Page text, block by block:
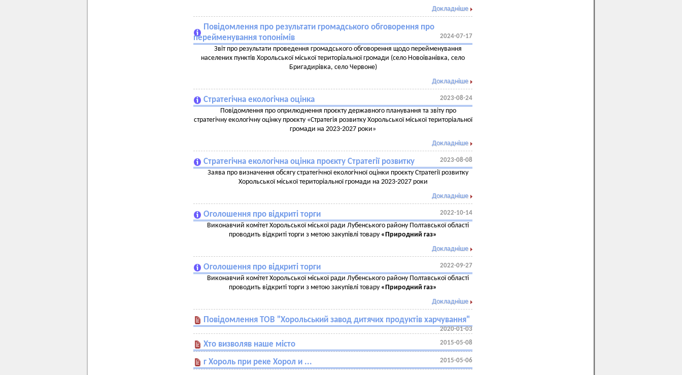
Докладніше
Повідомлення про результати громадського обговорення про
перейменування топонімів
2024-07-17
Звіт про результати проведення громадського обговорення щодо перейменування
населених пунктів Хорольської міської територіальної громади (село Новоіванівка, село
Бригадирівка, село Червоне)
Докладніше
Стратегічна екологічна оцінка 2023-08-24
Повідомлення про оприлюднення проєкту державного планування та звіту про
стратегічну екологічну оцінку проєкту «Стратегія розвитку Хорольської міської територіальної
громади на 2023-2027 роки»
Докладніше
Стратегічна екологічна оцінка проєкту Стратегії розвитку 2023-08-08
Заява про визначення обсягу стратегічної екологічної оцінки проєкту Стратегії розвитку
Хорольської міської територіальної громади на 2023-2027 роки
Докладніше
Оголошення про відкриті торги 2022-10-14
Виконавчий комітет Хорольської міської ради Лубенського району Полтавської області
проводить відкриті торги з метою закупівлі товару «Природний газ»
Докладніше
Оголошення про відкриті торги 2022-09-27
Виконавчий комітет Хорольської міської ради Лубенського району Полтавської області
проводить відкриті торги з метою закупівлі товару «Природний газ»
Докладніше
Повідомлення ТОВ "Хорольський завод дитячих продуктів харчування"
2020-01-03
Хто визволяв наше місто 2015-05-08
г Хороль при реке Хорол и ... 2015-05-06